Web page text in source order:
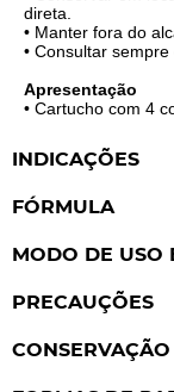
direta.
• Manter fora do
• Consultar
Apresentação
• Cartucho com 4
INDICAÇÕES
FÓRMULA
MODO DE USO
PRECAUÇÕES
CONSERVAÇÃO